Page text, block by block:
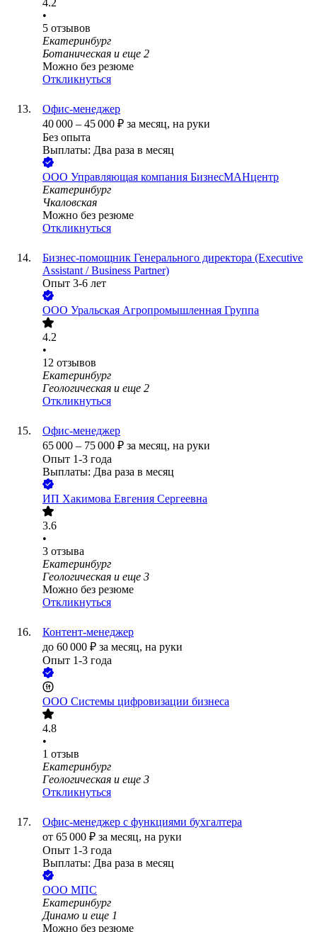
4.2
•
5 отзывов
Екатеринбург
Ботаническая и еще 2
Можно без резюме
Откликнуться
Офис-менеджер
40 000 – 45 000 ₽ за месяц, на руки
Без опыта
Выплаты: Два раза в месяц
ООО Управляющая компания БизнесМАНцентр
Екатеринбург
Чкаловская
Можно без резюме
Откликнуться
Бизнес-помощник Генерального директора (Executive
Assistant / Business Partner)
Опыт 3-6 лет
ООО Уральская Агропромышленная Группа
4.2
•
12 отзывов
Екатеринбург
Геологическая и еще 2
Откликнуться
Офис-менеджер
65 000 – 75 000 ₽ за месяц, на руки
Опыт 1-3 года
Выплаты: Два раза в месяц
ИП Хакимова Евгения Сергеевна
3.6
•
3 отзыва
Екатеринбург
Геологическая и еще 3
Можно без резюме
Откликнуться
Контент-менеджер
до 60 000 ₽ за месяц, на руки
Опыт 1-3 года
ООО Системы цифровизации бизнеса
4.8
•
1 отзыв
Екатеринбург
Геологическая и еще 3
Откликнуться
Офис-менеджер с функциями бухгалтера
от 65 000 ₽ за месяц, на руки
Опыт 1-3 года
Выплаты: Два раза в месяц
ООО МПС
Екатеринбург
Динамо и еще 1
Можно без резюме